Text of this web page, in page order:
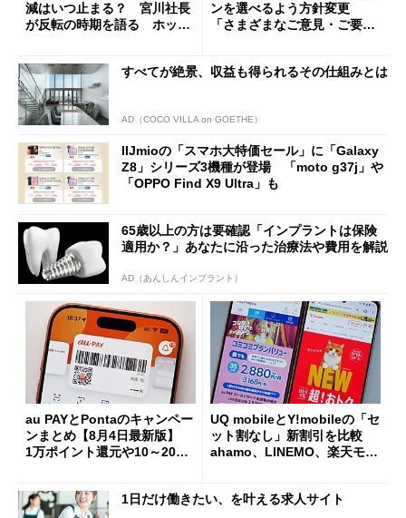
減はいつ止まる？ 宮川社長
が反転の時期を語る ホッピ
ンを選べるよう方針変更
「さまざまなご意見・ご要望
すべてが絶景、収益も得られるその仕組みとは
AD（COCO VILLA on GOETHE）
IIJmioの「スマホ大特価セール」に「Galaxy
Z8」シリーズ3機種が登場 「moto g37j」や
「OPPO Find X9 Ultra」も
65歳以上の方は要確認「インプラントは保険
適用か？」あなたに沿った治療法や費用を解説
AD（あんしんインプラント）
au PAYとPontaのキャンペー
ンまとめ【8月4日最新版】
1万ポイント還元や10～20％
UQ mobileとY!mobileの「セ
ット割なし」新割引を比較
ahamo、LINEMO、楽天モバ
1日だけ働きたい、を叶える求人サイト